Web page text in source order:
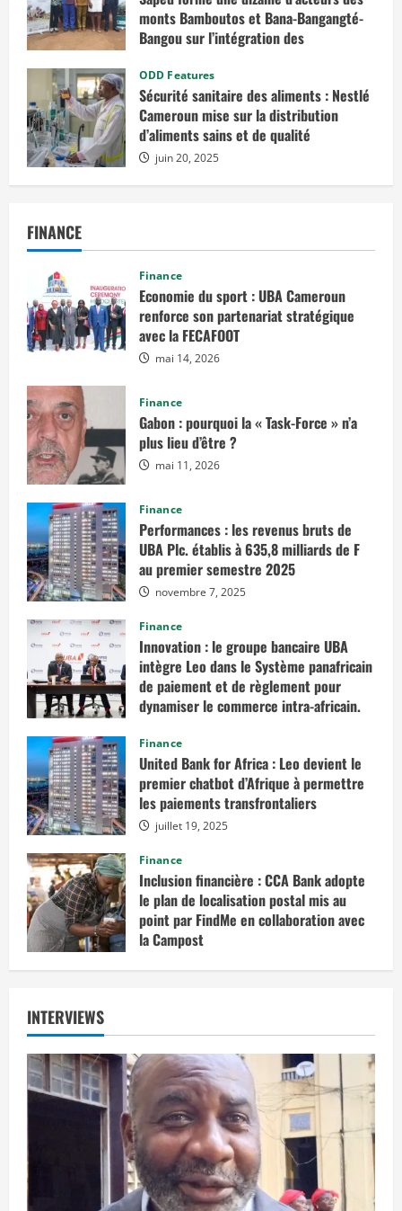
monts Bamboutos et Bana-Bangangté-
Bangou sur l’intégration des
projets de développement
juillet 23, 2025
ODD Features
Sécurité sanitaire des aliments : Nestlé
Cameroun mise sur la distribution
d’aliments sains et de qualité
juin 20, 2025
FINANCE
Finance
Economie du sport : UBA Cameroun
renforce son partenariat stratégique
avec la FECAFOOT
mai 14, 2026
Finance
Gabon : pourquoi la « Task-Force » n’a
plus lieu d’être ?
mai 11, 2026
Finance
Performances : les revenus bruts de
UBA Plc. établis à 635,8 milliards de F
au premier semestre 2025
novembre 7, 2025
Finance
Innovation : le groupe bancaire UBA
intègre Leo dans le Système panafricain
de paiement et de règlement pour
dynamiser le commerce intra-africain.
Finance
United Bank for Africa : Leo devient le
premier chatbot d’Afrique à permettre
les paiements transfrontaliers
juillet 19, 2025
Finance
Inclusion financière : CCA Bank adopte
le plan de localisation postal mis au
point par FindMe en collaboration avec
la Campost
INTERVIEWS